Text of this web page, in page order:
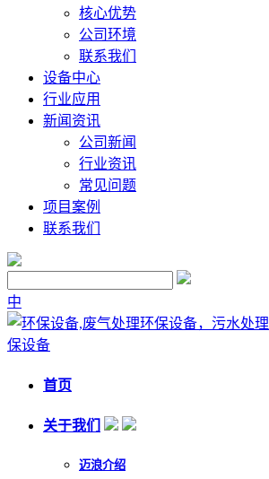
核心优势
公司环境
联系我们
设备中心
行业应用
新闻资讯
公司新闻
行业资讯
常见问题
项目案例
联系我们
中
首页
关于我们
迈浪介绍